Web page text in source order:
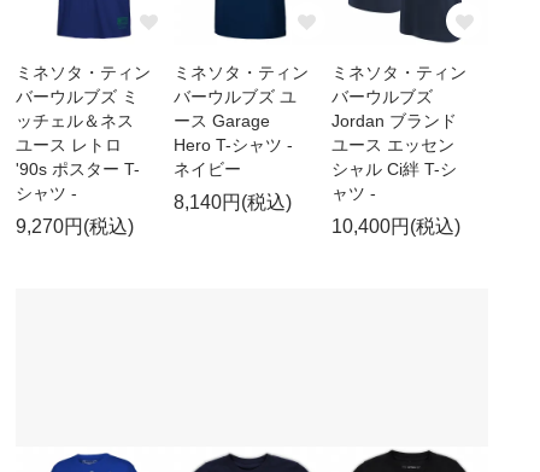
ミネソタ・ティン
バーウルブズ ミ
ッチェル＆ネス
ユース レトロ
'90s ポスター T-
シャツ -
9,270円(税込)
ミネソタ・ティン
バーウルブズ ユ
ース Garage
Hero T-シャツ -
ネイビー
8,140円(税込)
ミネソタ・ティン
バーウルブズ
Jordan ブランド
ユース エッセン
シャル Ci絆 T-シ
ャツ -
10,400円(税込)